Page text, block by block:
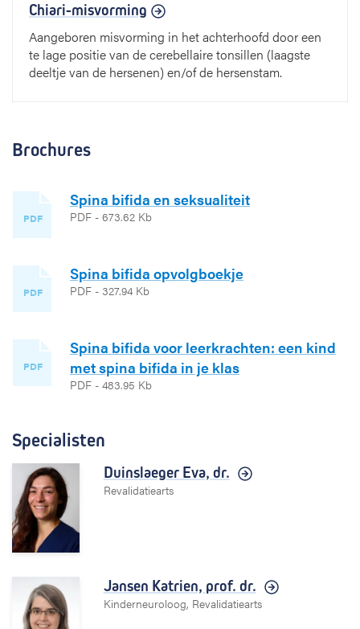
Chiari-misvorming
Aangeboren misvorming in het achterhoofd door een
te lage positie van de cerebellaire tonsillen (laagste
deeltje van de hersenen) en/of de hersenstam.
Brochures
PDF
Spina bifida en seksualiteit
PDF - 673.62 Kb
PDF
Spina bifida opvolgboekje
PDF - 327.94 Kb
PDF
Spina bifida voor leerkrachten: een kind
met spina bifida in je klas
PDF - 483.95 Kb
Specialisten
Duinslaeger Eva, dr.
Revalidatiearts
Jansen Katrien, prof. dr.
Kinderneuroloog, Revalidatiearts